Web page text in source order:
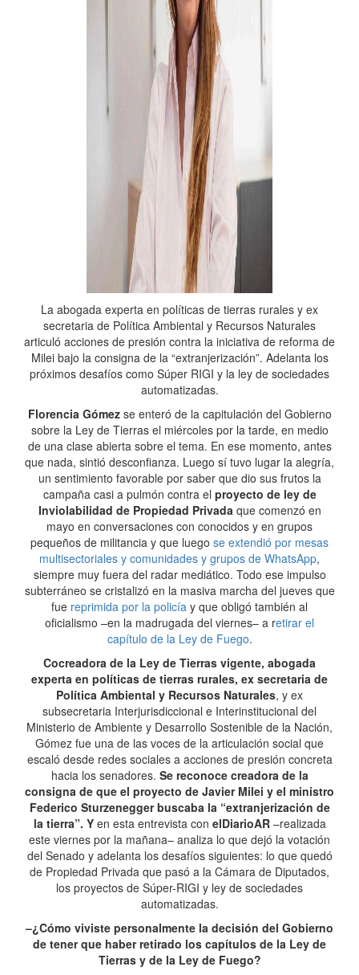
La abogada experta en políticas de tierras rurales y ex
secretaria de Política Ambiental y Recursos Naturales
articuló acciones de presión contra la iniciativa de reforma de
Milei bajo la consigna de la “extranjerización”. Adelanta los
próximos desafíos como Súper RIGI y la ley de sociedades
automatizadas.
Florencia Gómezse enteró de la capitulación del Gobierno
sobre la Ley de Tierras el miércoles por la tarde, en medio
de una clase abierta sobre el tema. En ese momento, antes
que nada, sintió desconfianza. Luego sí tuvo lugar la alegría,
un sentimiento favorable por saber que dio sus frutos la
campaña casi a pulmón contra el proyecto de ley de
Inviolabilidad de Propiedad Privadaque comenzó en
mayo en conversaciones con conocidos y en grupos
pequeños de militancia y que luego se extendió por mesas
multisectoriales y comunidades y grupos de WhatsApp,
siempre muy fuera del radar mediático. Todo ese impulso
subterráneo se cristalizó en la masiva marcha del jueves que
fue reprimida por la policía y que obligó también al
oficialismo –en la madrugada del viernes– a retirar el
capítulo de la Ley de Fuego.
Cocreadora de la Ley de Tierras vigente, abogada
experta en políticas de tierras rurales, ex secretaria de
Política Ambiental y Recursos Naturales, y ex
subsecretaria Interjurisdiccional e Interinstitucional del
Ministerio de Ambiente y Desarrollo Sostenible de la Nación,
Gómez fue una de las voces de la articulación social que
escaló desde redes sociales a acciones de presión concreta
hacia los senadores. Se reconoce creadora de la
consigna de que el proyecto de Javier Milei y el ministro
Federico Sturzenegger buscaba la “extranjerización de
la tierra”. Y en esta entrevista con elDiarioAR–realizada
este viernes por la mañana– analiza lo que dejó la votación
del Senado y adelanta los desafíos siguientes: lo que quedó
de Propiedad Privada que pasó a la Cámara de Diputados,
los proyectos de Súper-RIGI y ley de sociedades
automatizadas.
–¿Cómo viviste personalmente la decisión del Gobierno
de tener que haber retirado los capítulos de la Ley de
Tierras y de la Ley de Fuego?